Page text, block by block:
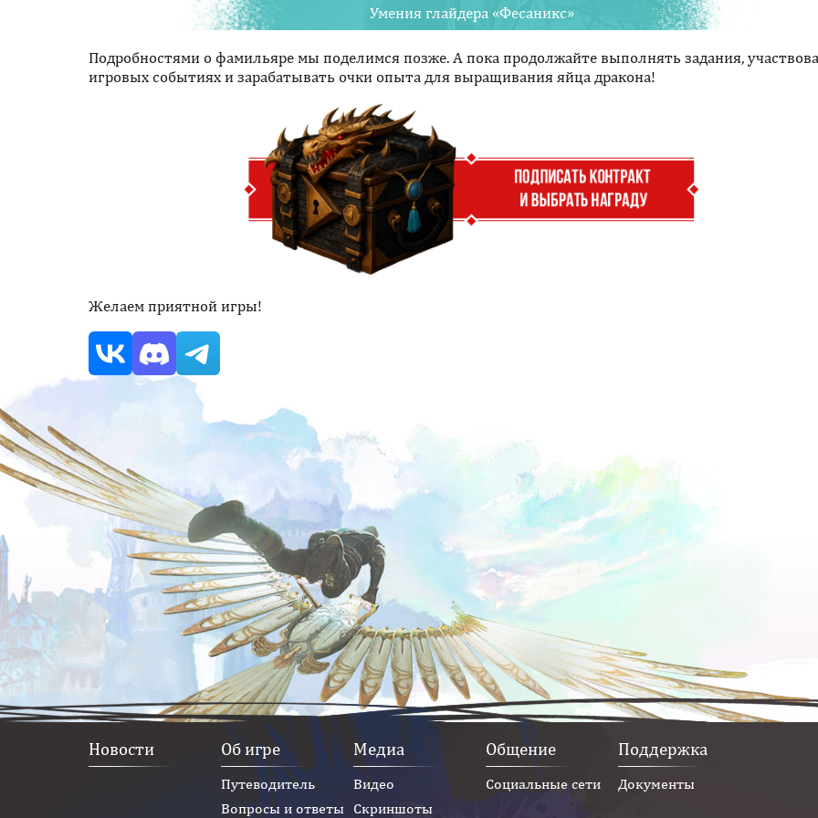
Умения глайдера «Фесаникс»
Подробностями о фамильяре мы поделимся позже. А пока продолжайте выполнять задания,
игровых событиях и зарабатывать очки опыта для выращивания яйца дракона!
Желаем приятной игры!
Новости Об игре
Путеводитель
Вопросы и ответы
Медиа
Видео
Скриншоты
Общение
Социальные сети
Поддержка
Документы